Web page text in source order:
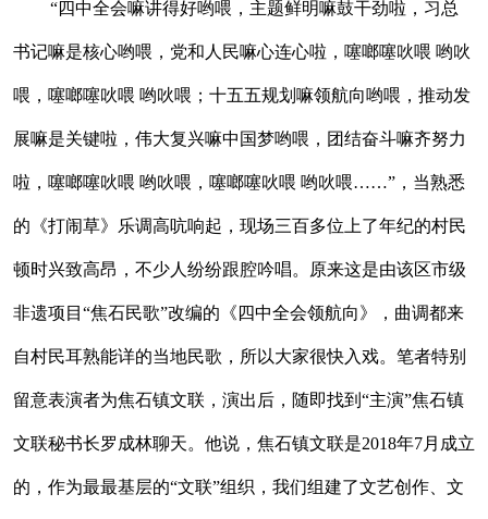
“四中全会嘛讲得好哟喂，主题鲜明嘛鼓干劲啦，习总
书记嘛是核心哟喂，党和人民嘛心连心啦，噻啷噻吙喂 哟吙
喂，噻啷噻吙喂 哟吙喂；十五五规划嘛领航向哟喂，推动发
展嘛是关键啦，伟大复兴嘛中国梦哟喂，团结奋斗嘛齐努力
啦，噻啷噻吙喂 哟吙喂，噻啷噻吙喂 哟吙喂……”，当熟悉
的《打闹草》乐调高吭响起，现场三百多位上了年纪的村民
顿时兴致高昂，不少人纷纷跟腔吟唱。原来这是由该区市级
非遗项目“焦石民歌”改编的《四中全会领航向》，曲调都来
自村民耳熟能详的当地民歌，所以大家很快入戏。笔者特别
留意表演者为焦石镇文联，演出后，随即找到“主演”焦石镇
文联秘书长罗成林聊天。他说，焦石镇文联是2018年7月成立
的，作为最最基层的“文联”组织，我们组建了文艺创作、文